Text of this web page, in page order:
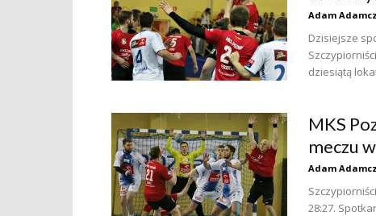
Adam
Dzisiejsze
dziesiątą
MKS
meczu
Adam
28:27.